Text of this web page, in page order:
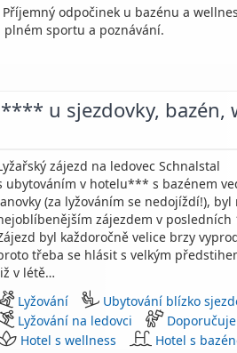
odpočinek u bazénu a
sportu a poznávání.
u sjezdovky, bazén,
zájezd na ledovec Schnalstal
ubytováním v hotelu*** s bazénem
(za lyžováním se nedojíždí!), byl
zájezdem v posledních
byl každoročně velice brzy
třeba se hlásit s velkým
v létě…
Lyžování
Ubytování blízko
Lyžování na ledovci
Hotel s wellness
Hotel s